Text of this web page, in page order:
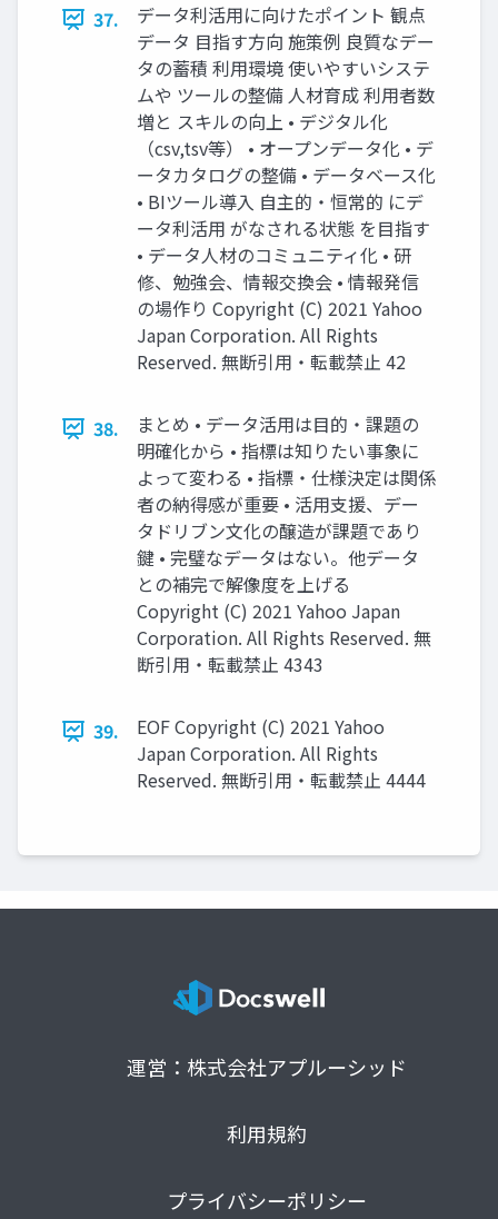
37.
データ利活⽤に向けたポイント 観点
データ ⽬指す⽅向 施策例 良質なデー
タの蓄積 利⽤環境 使いやすいシステ
ムや ツールの整備 ⼈材育成 利⽤者数
増と スキルの向上 • デジタル化
（csv,tsv等） • オープンデータ化 • デ
ータカタログの整備 • データベース化
• BIツール導⼊ ⾃主的・恒常的 にデ
ータ利活⽤ がなされる状態 を⽬指す
• データ⼈材のコミュニティ化 • 研
修、勉強会、情報交換会 • 情報発信
の場作り Copyright (C) 2021 Yahoo
Japan Corporation. All Rights
Reserved. 無断引用・転載禁止 42
38.
まとめ • データ活⽤は⽬的・課題の
明確化から • 指標は知りたい事象に
よって変わる • 指標・仕様決定は関係
者の納得感が重要 • 活⽤⽀援、デー
タドリブン⽂化の醸造が課題であり
鍵 • 完璧なデータはない。他データ
との補完で解像度を上げる
Copyright (C) 2021 Yahoo Japan
Corporation. All Rights Reserved. 無
断引用・転載禁止 4343
39.
EOF Copyright (C) 2021 Yahoo
Japan Corporation. All Rights
Reserved. 無断引用・転載禁止 4444
運営：株式会社アプルーシッド
利用規約
プライバシーポリシー